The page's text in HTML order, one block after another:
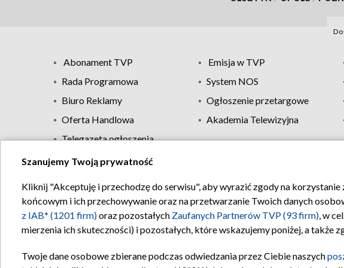
Abonament TVP Emisja w TVP
Rada Programowa
System NOS
Biuro Reklamy
Ogłoszenie przetargowe
Oferta Handlowa
Akademia Telewizyjna
Telegazeta ogłoszenia
Regulamin TVP Polityka
Szanujemy Twoją prywatność
Kliknij "Akceptuję i przechodzę do serwisu", aby wyrazić zgody na
końcowym i ich przechowywanie oraz na przetwarzanie Twoich danych
z IAB* (1201 firm)oraz pozostałych Zaufanych Partnerów TVP (93 firm), w
mierzenia ich skuteczności) i pozostałych, które wskazujemy poniżej, a także
Twoje dane osobowe zbierane podczas odwiedzania przez Ciebie naszych